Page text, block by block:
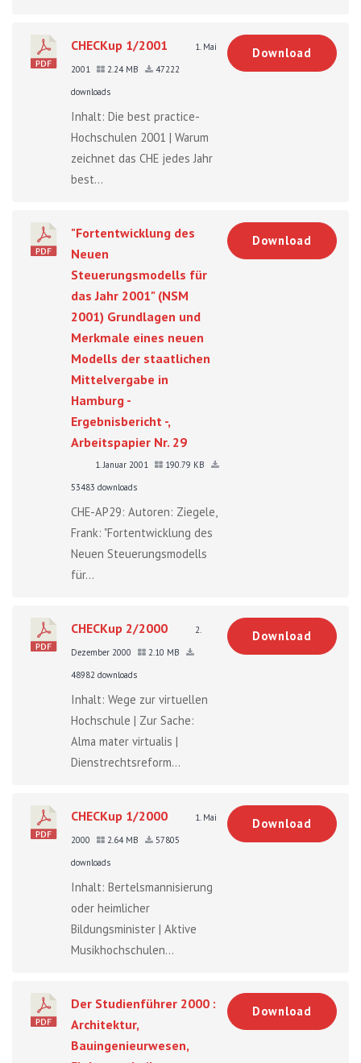
CHECKup 1/2001
1. Mai
2001
2.24 MB
47222
downloads
Inhalt: Die best practice-
Hochschulen 2001 | Warum
zeichnet das CHE jedes Jahr
best...
Download
"Fortentwicklung des
Neuen
Steuerungsmodells für
das Jahr 2001" (NSM
2001) Grundlagen und
Merkmale eines neuen
Modells der staatlichen
Mittelvergabe in
Hamburg -
Ergebnisbericht -,
Arbeitspapier Nr. 29
1. Januar 2001
190.79 KB
53483 downloads
CHE-AP29: Autoren: Ziegele,
Frank: "Fortentwicklung des
Neuen Steuerungsmodells
für...
Download
CHECKup 2/2000
2.
Dezember 2000
2.10 MB
48982 downloads
Inhalt: Wege zur virtuellen
Hochschule | Zur Sache:
Alma mater virtualis |
Dienstrechtsreform...
Download
CHECKup 1/2000
1. Mai
2000
2.64 MB
57805
downloads
Inhalt: Bertelsmannisierung
oder heimlicher
Bildungsminister | Aktive
Musikhochschulen...
Download
Der Studienführer 2000 :
Architektur,
Bauingenieurwesen,
Download